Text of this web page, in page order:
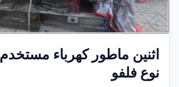
اثنين ماطور كهرباء
نوع فلفو